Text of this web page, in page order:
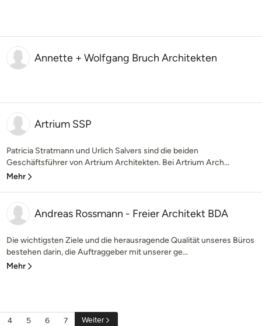
Annette + Wolfgang Bruch Architekten
Artrium SSP
Patricia Stratmann und Urlich Salvers sind die beiden
Geschäftsführer von Artrium Architekten. Bei Artrium Arch...
Mehr
Andreas Rossmann - Freier Architekt BDA
Die wichtigsten Ziele und die herausragende Qualität unseres Büros
bestehen darin, die Auftraggeber mit unserer ge...
Mehr
4 5 6 7 Weiter